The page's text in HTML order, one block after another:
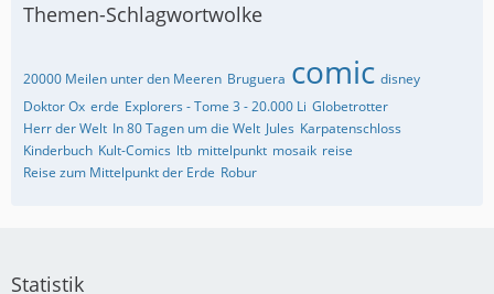
Themen-Schlagwortwolke
20000 Meilen unter den Meeren Bruguera comic disney
Doktor Ox erde Explorers - Tome 3 - 20.000 Li Globetrotter
Herr der Welt In 80 Tagen um die Welt Jules Karpatenschloss
Kinderbuch Kult-Comics ltb mittelpunkt mosaik reise
Reise zum Mittelpunkt der Erde Robur
Statistik